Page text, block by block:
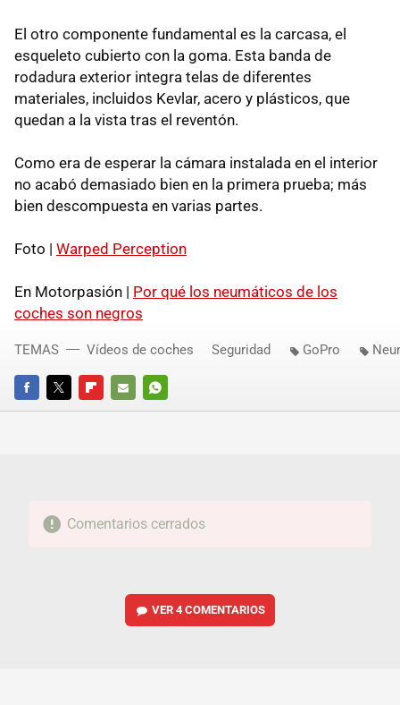
El otro componente fundamental es la carcasa, el
esqueleto cubierto con la goma. Esta banda de
rodadura exterior integra telas de diferentes
materiales, incluidos Kevlar, acero y plásticos, que
quedan a la vista tras el reventón.
Como era de esperar la cámara instalada en el interior
no acabó demasiado bien en la primera prueba; más
bien descompuesta en varias partes.
Foto | Warped Perception
En Motorpasión | Por qué los neumáticos de los
coches son negros
FACEBOOKTWITTERFLIPBOARD
E-
WHATSAPP
TEMAS Vídeos de coches Seguridad GoPro
Comentarios cerrados
VER4 COMENTARIOS